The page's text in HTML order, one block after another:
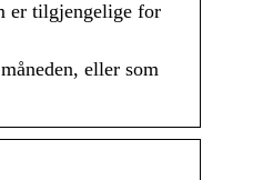
er tilgjengelige for
eller som